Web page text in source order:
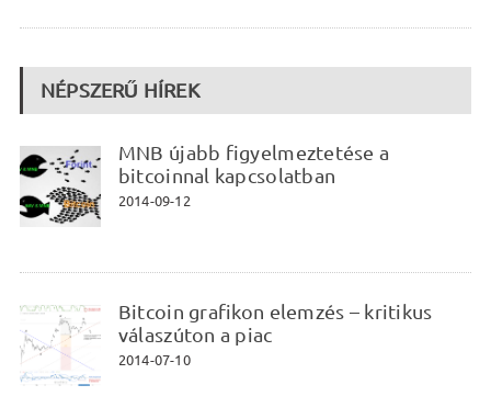
NÉPSZERŰ HÍREK
MNB újabb figyelmeztetése a
bitcoinnal kapcsolatban
2014-09-12
Bitcoin grafikon elemzés – kritikus
válaszúton a piac
2014-07-10